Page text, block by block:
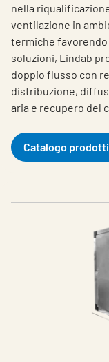
nella
ventilazione in
termiche
soluzioni, Lindab
doppio flusso con
distribuzione,
aria e recupero del
Catalogo prodotti